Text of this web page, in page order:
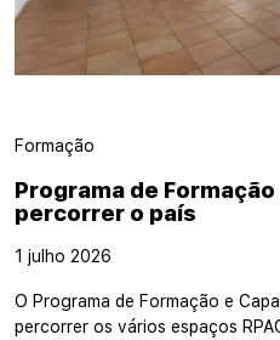
Formação
Programa de Formação
percorrer o país
1 julho 2026
O Programa de Formação e
percorrer os vários espaços